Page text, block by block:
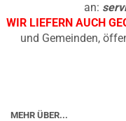
an:
WIR LIEFERN AUCH
und Gemeinden,
MEHR ÜBER...